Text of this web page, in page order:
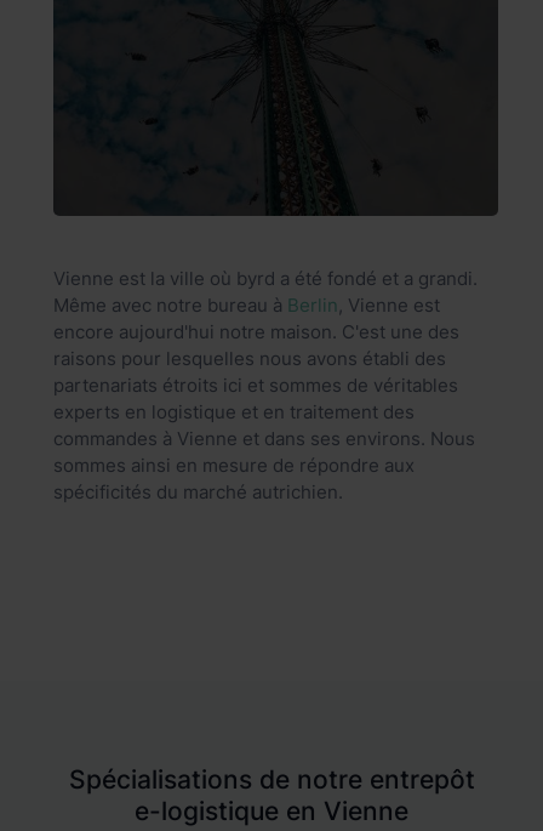
Vienne est la ville où byrd a été fondé et a grandi.
Même avec notre bureau à Berlin, Vienne est
encore aujourd'hui notre maison. C'est une des
raisons pour lesquelles nous avons établi des
partenariats étroits ici et sommes de véritables
experts en logistique et en traitement des
commandes à Vienne et dans ses environs. Nous
sommes ainsi en mesure de répondre aux
spécificités du marché autrichien.
Spécialisations de notre entrepôt
e-logistique en Vienne